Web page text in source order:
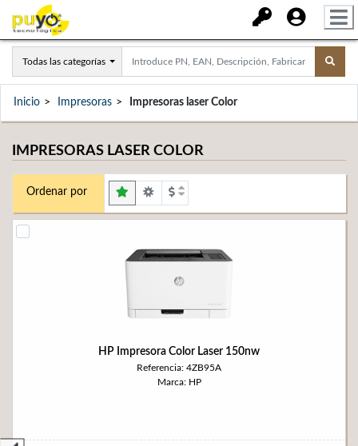
Todas las categorías
Inicio Impresoras Impresoras laser Color
IMPRESORAS LASER COLOR
Ordenar por
HP Impresora Color Laser 150nw
Referencia: 4ZB95A
Marca: HP